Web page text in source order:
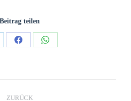
Beitrag teilen
ZURÜCK